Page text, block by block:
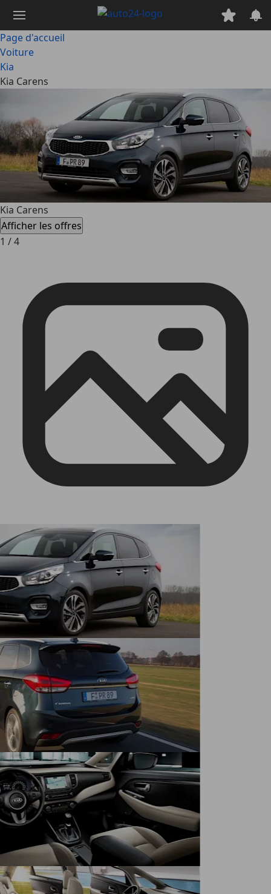
contenu
principal
Page d'accueil
Voiture
Kia
Kia Carens
Kia Carens
Afficher les offres
1 /4